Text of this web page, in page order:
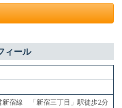
ィール
新宿線 「新宿三丁⽬」駅徒歩2分